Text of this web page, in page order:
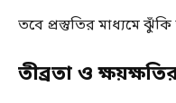
তবে প্রস্তুতির মাধ্যমে
তীব্রতা ও